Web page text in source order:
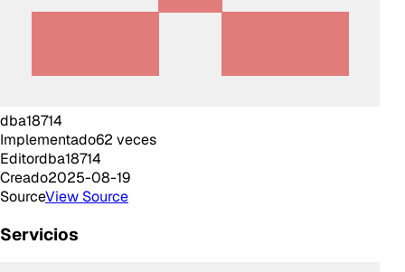
dba18714
Implementado62 veces
Editordba18714
Creado2025-08-19
SourceView Source
Servicios